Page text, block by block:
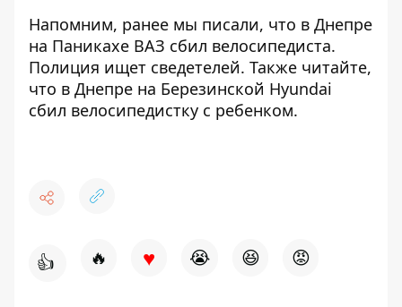
Напомним, ранее мы писали, что в Днепре
на Паникахе ВАЗ сбил велосипедиста.
Полиция ищет сведетелей. Также читайте,
что в Днепре на Березинской Hyundai
сбил велосипедистку с ребенком.
👍 🔥 ♥ 😭 😆 😡